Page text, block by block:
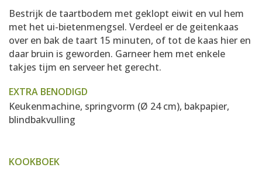
Bestrijk de taartbodem met geklopt eiwit en vul hem
met het ui-bietenmengsel. Verdeel er de geitenkaas
over en bak de taart 15 minuten, of tot de kaas hier en
daar bruin is geworden. Garneer hem met enkele
takjes tijm en serveer het gerecht.
EXTRA BENODIGD
Keukenmachine, springvorm (Ø 24 cm), bakpapier,
blindbakvulling
KOOKBOEK